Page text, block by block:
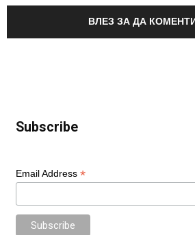
ВЛЕЗ ЗА ДА
Subscribe
Email Address *